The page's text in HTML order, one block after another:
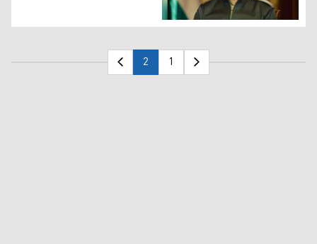
پیام مسعود بارزانی بە مناسبت سال نو میلادی
1
2